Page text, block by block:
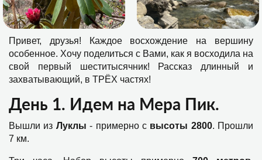
Привет, друзья! Каждое восхождение на вершину
особенное. Хочу поделиться с Вами, как я восходила на
свой первый шеститысячник! Рассказ длинный и
захватывающий, в ТРЁХ частях!
День 1. Идем на Мера Пик.
Вышли из Луклы - примерно с высоты 2800. Прошли
7 км.